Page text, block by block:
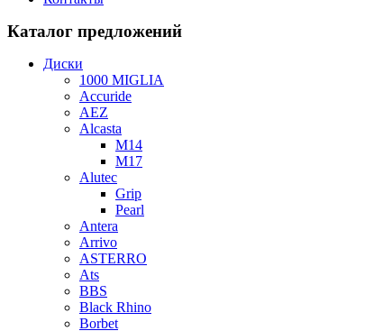
Каталог предложений
Диски
1000 MIGLIA
Accuride
AEZ
Alcasta
M14
M17
Alutec
Grip
Pearl
Antera
Arrivo
ASTERRO
Ats
BBS
Black Rhino
Borbet